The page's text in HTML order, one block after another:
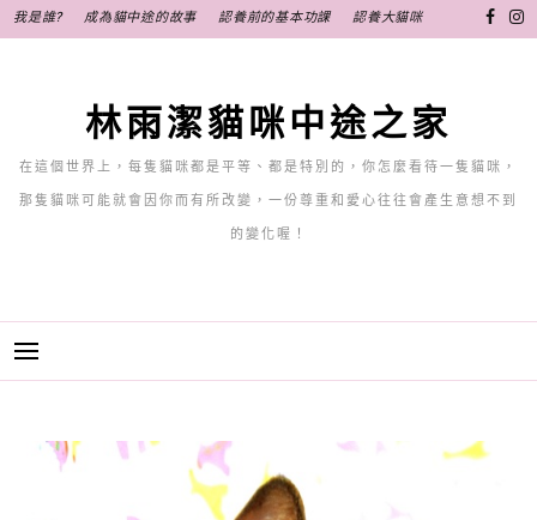
至
我是誰? 成為貓中途的故事 認養前的基本功課 認養大貓咪
林雨潔貓咪中途之家
在這個世界上，每隻貓咪都是平等、都是特別的，你怎麼看待一隻貓咪，
那隻貓咪可能就會因你而有所改變，一份尊重和愛心往往會產生意想不到
的變化喔！